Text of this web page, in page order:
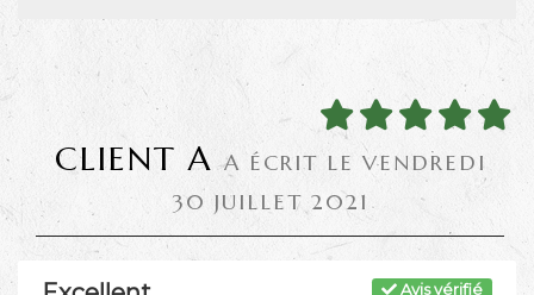
CLIENT A A ÉCRIT LE VENDREDI
30 JUILLET 2021
Avis vérifié